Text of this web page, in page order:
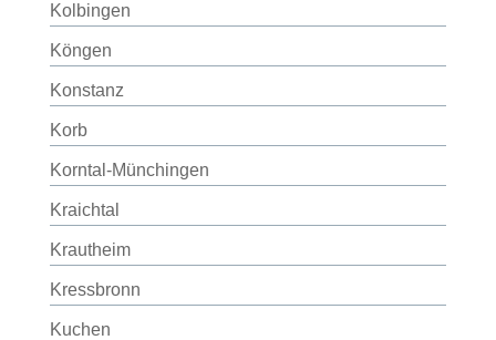
Kolbingen
Köngen
Konstanz
Korb
Korntal-Münchingen
Kraichtal
Krautheim
Kressbronn
Kuchen